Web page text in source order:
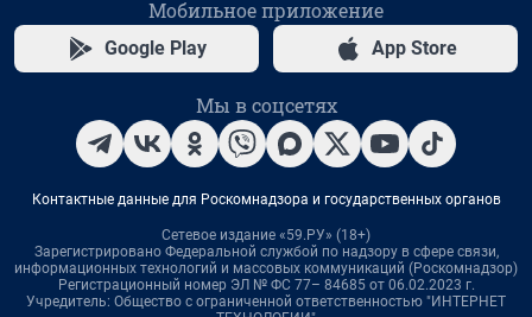
Мобильное приложение
Google Play App Store
Мы в соцсетях
Контактные данные для Роскомнадзора и государственных органов
Сетевое издание «59.РУ» (18+)
Зарегистрировано Федеральной службой по надзору в сфере связи,
информационных технологий и массовых коммуникаций (Роскомнадзор)
Регистрационный номер ЭЛ № ФС 77– 84685 от 06.02.2023 г.
Учредитель: Общество с ограниченной ответственностью "ИНТЕРНЕТ